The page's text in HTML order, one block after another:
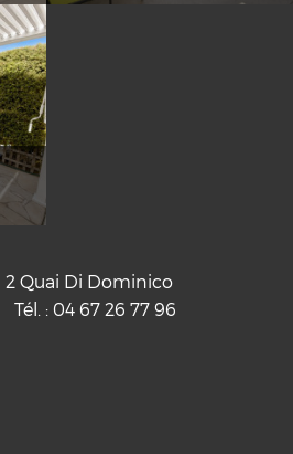
2 Quai Di Dominico
Tél. : 04 67 26 77 96